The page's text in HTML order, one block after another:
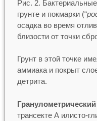
Рис. 2.
грунте и покмарки (“
осадка во время
близости от точки
Грунт в этой точке
аммиака и покрыт
детрита.
Гранулометрический
трансекте А илисто-